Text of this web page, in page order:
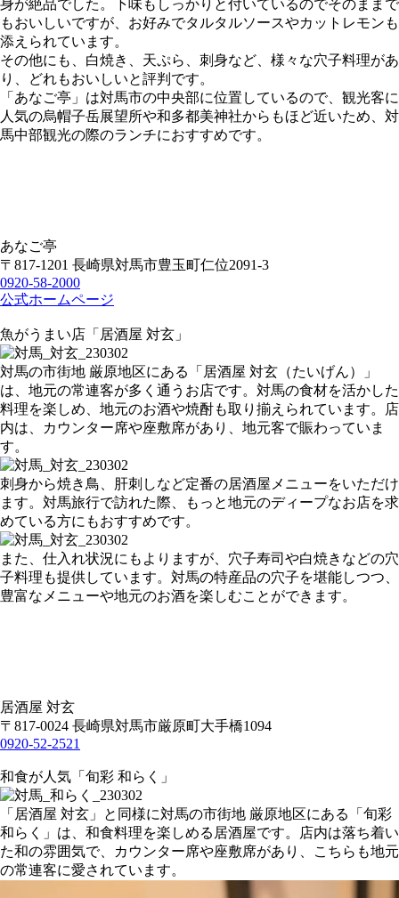
身が絶品でした。下味もしっかりと付いているのでそのままで
もおいしいですが、お好みでタルタルソースやカットレモンも
添えられています。
その他にも、白焼き、天ぷら、刺身など、様々な穴子料理があ
り、どれもおいしいと評判です。
「あなご亭」は対馬市の中央部に位置しているので、観光客に
人気の烏帽子岳展望所や和多都美神社からもほど近いため、対
馬中部観光の際のランチにおすすめです。
あなご亭
〒817-1201 長崎県対馬市豊玉町仁位2091-3
0920-58-2000
公式ホームページ
魚がうまい店「居酒屋 対玄」
対馬の市街地 厳原地区にある「居酒屋 対玄（たいげん）」
は、地元の常連客が多く通うお店です。対馬の食材を活かした
料理を楽しめ、地元のお酒や焼酎も取り揃えられています。店
内は、カウンター席や座敷席があり、地元客で賑わっていま
す。
刺身から焼き鳥、肝刺しなど定番の居酒屋メニューをいただけ
ます。対馬旅行で訪れた際、もっと地元のディープなお店を求
めている方にもおすすめです。
また、仕入れ状況にもよりますが、穴子寿司や白焼きなどの穴
子料理も提供しています。対馬の特産品の穴子を堪能しつつ、
豊富なメニューや地元のお酒を楽しむことができます。
居酒屋 対玄
〒817-0024 長崎県対馬市厳原町大手橋1094
0920-52-2521
和食が人気「旬彩 和らく」
「居酒屋 対玄」と同様に対馬の市街地 厳原地区にある「旬彩
和らく」は、和食料理を楽しめる居酒屋です。店内は落ち着い
た和の雰囲気で、カウンター席や座敷席があり、こちらも地元
の常連客に愛されています。